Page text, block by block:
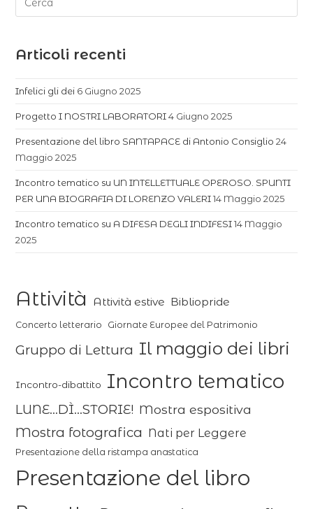
Articoli recenti
Infelici gli dei 6 Giugno 2025
Progetto I NOSTRI LABORATORI 4 Giugno 2025
Presentazione del libro SANTAPACE di Antonio Consiglio 24
Maggio 2025
Incontro tematico su UN INTELLETTUALE OPEROSO. SPUNTI
PER UNA BIOGRAFIA DI LORENZO VALERI 14 Maggio 2025
Incontro tematico su A DIFESA DEGLI INDIFESI 14 Maggio
2025
Attività Attività estive Bibliopride
Concerto letterario Giornate Europee del Patrimonio
Gruppo di Lettura Il maggio dei libri
Incontro-dibattito Incontro tematico
LUNE...DÌ...STORIE! Mostra espositiva
Mostra fotografica Nati per Leggere
Presentazione della ristampa anastatica
Presentazione del libro